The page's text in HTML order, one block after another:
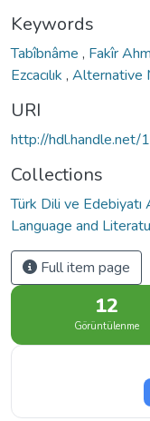
Keywords
Tabîbnâme , Fakîr
Ezcacılık , Alternative
URI
http://
Collections
Türk Dili ve
Language and
Full item page
12
Görüntülenme